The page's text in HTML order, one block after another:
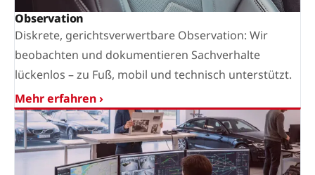
Observation
Diskrete, gerichtsverwertbare Observation: Wir
beobachten und dokumentieren Sachverhalte
lückenlos – zu Fuß, mobil und technisch unterstützt.
Mehr erfahren ›